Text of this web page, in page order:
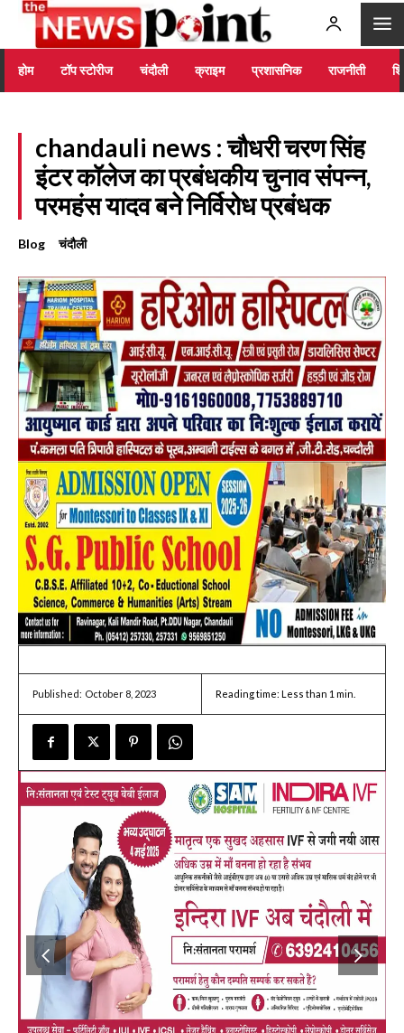
होम टॉप स्टोरीज चंदौली क्राइम प्रशासनिक राजनीती
chandauli news : चौधरी चरण सिंह
इंटर कॉलेज का प्रबंधकीय चुनाव संपन्न,
परमहंस यादव बने निर्विरोध प्रबंधक
Blog चंदौली
Published: October 8, 2023 Reading time: Less than 1 min.